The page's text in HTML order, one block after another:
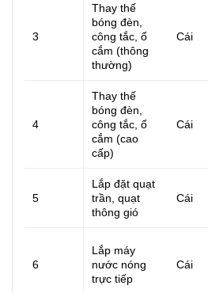
3
Thay thế
bóng đèn,
công tắc, ổ
cắm (thông
thường)
Cái
4
Thay thế
bóng đèn,
công tắc, ổ
cắm (cao
cấp)
Cái
5
Lắp đặt quạt
trần, quạt
thông gió
Cái
6
Lắp máy
nước nóng
trực tiếp
Cái